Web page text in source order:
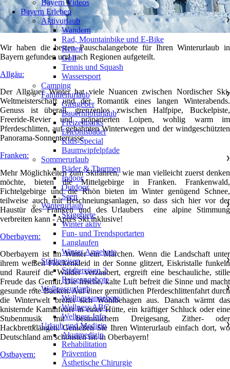
Wir haben die besten Pauschalangebote für Ihren Winterurlaub in
Bayern gefunden und nach Regionen aufgeteilt.
Allgäu:
Der Allgäuer Winter hat viele Nuancen zwischen Nordischer Ski-
Weltmeisterschaft und der Romantik eines langen Winterabends.
Genuss ist überall, grenzenlos zwischen Halfpipe, Buckelpiste,
Freeride-Revier und präparierten Loipen, wohlig warm im
Pferdeschlitten, auf gebahnten Winterwegen und der windgeschützten
Panorama-Sonnenterrasse.
Franken:
Mehr Möglichkeiten zum Skifahren, wie man vielleicht zuerst denken
möchte, bieten die Mittelgebirge in Franken. Frankenwald,
Fichtelgebirge und die Rhön bieten im Winter genügend Schnee,
teilweise auch mit Beschneiungsanlagen, so dass sich hier vor der
Haustür des Franken und des Urlaubers eine alpine Stimmung
verbreiten kann - Après Ski inklusive!
Oberbayern:
Oberbayern ist im Winter ein Märchen. Wenn die Landschaft unter
ihrem weißen Flockenkleid in der Sonne glitzert, Eiskristalle funkeln
und Raureif die Wälder verzaubert, ergreift eine beschauliche, stille
Freude das Gemüt. Die frische, kalte Luft befreit die Sinne und macht
gesunde rote Backen. Auf einer gemütlichen Pferdeschlittenfahrt durch
die Winterwelt breitet sich Wohlbehagen aus. Danach wärmt das
knisternde Kaminfeuer in einer Hütte, ein kräftiger Schluck oder eine
Stubenmusik mit besinnlichem Dreigesang, Zither- oder
Hackbrettklängen. Genießen Sie Ihren Winterurlaub einfach dort, wo
Deutschland am schönsten ist: in Oberbayern!
Ostbayern:
Bayern Videos
Bayern Erleben
Aktivurlaub
❯
Wandern
Rad, Mountainbike und E-Bike
Reiten
Golf
Tennis und Squash
Wassersport
Camping
Familienurlaub
❯
Gastgeber
Bauernhofurlaub
Freizeitparks
Erlebnisbäder
Kids-Special
Baumwipfelpfade
Sommerurlaub
❯
Bäder & Thermen
Indoor
Outdoor
Seen
Winterurlaub
❯
Skigebiete
Winter aktiv
Fun- und Trendsportarten
Langlaufen
Winter Angebote
Städtereisen
❯
Städtereisen 2
Reiseangebote
Wellnessurlaub
❯
Wellnessangebote
Wellness ABC
Wellness Info
Urlaub und Medizin
❯
Akutmedizin
Rehabilitation
Prävention
Ästhetische Chirurgie